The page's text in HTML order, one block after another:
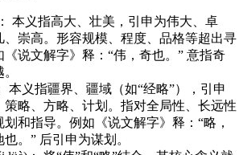
本义指高大、壮美，引申为伟大、卓
、崇高。形容规模、程度、品格等超出寻
《说文解字》释：“伟，奇也。” 意指奇
本义指疆界、疆域（如“经略”），引申
策略、方略、计划。指对全局性、长远性
划和指导。例如《说文解字》释：“略，
。” 后引申为谋划。